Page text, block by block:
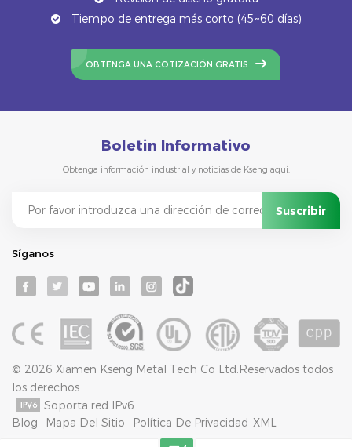
Tiempo de entrega más corto (45~60 días)
OBTENGA UNA COTIZACIÓN GRATIS
Boletin Informativo
Obtenga información industrial y noticias de Kseng aquí.
Síganos
© 2026 Xiamen Kseng Metal Tech Co Ltd.Reservados todos
los derechos.
Soporta red IPv6
Blog
Mapa Del Sitio Política De Privacidad XML